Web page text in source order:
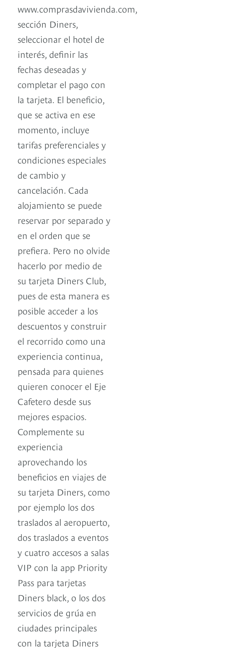
www.comprasdavivienda.com,
sección Diners,
seleccionar el hotel de
interés, definir las
fechas deseadas y
completar el pago con
la tarjeta. El beneficio,
que se activa en ese
momento, incluye
tarifas preferenciales y
condiciones especiales
de cambio y
cancelación. Cada
alojamiento se puede
reservar por separado y
en el orden que se
prefiera. Pero no olvide
hacerlo por medio de
su tarjeta Diners Club,
pues de esta manera es
posible acceder a los
descuentos y construir
el recorrido como una
experiencia continua,
pensada para quienes
quieren conocer el Eje
Cafetero desde sus
mejores espacios.
Complemente su
experiencia
aprovechando los
beneficios en viajes de
su tarjeta Diners, como
por ejemplo los dos
traslados al aeropuerto,
dos traslados a eventos
y cuatro accesos a salas
VIP con la app Priority
Pass para tarjetas
Diners black, o los dos
servicios de grúa en
ciudades principales
con la tarjeta Diners